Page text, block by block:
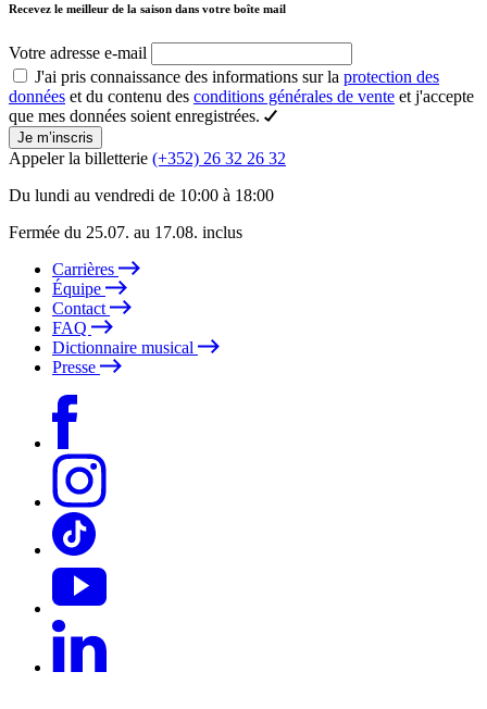
Recevez le meilleur de la saison dans votre boîte mail
Votre adresse e-mail
J'ai pris connaissance des informations sur la protection des
données et du contenu des conditions générales de vente et j'accepte
que mes données soient enregistrées.
Je m’inscris
Appeler la billetterie (+352) 26 32 26 32
Du lundi au vendredi de 10:00 à 18:00
Fermée du 25.07. au 17.08. inclus
Carrières
Équipe
Contact
FAQ
Dictionnaire musical
Presse